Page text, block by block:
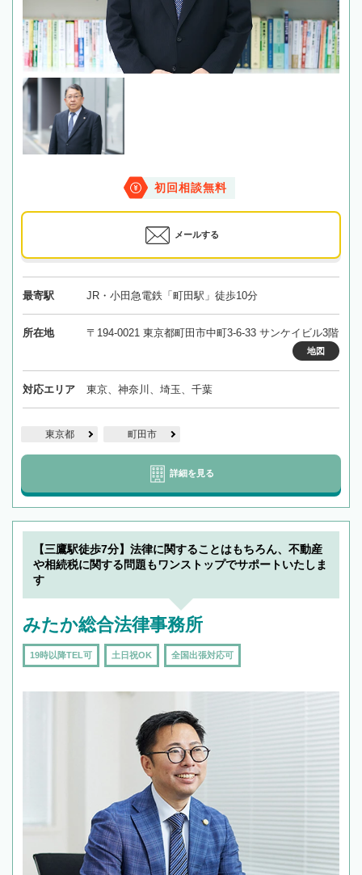
初回相談無料
メールする
最寄駅 JR・小田急電鉄「町田駅」徒歩10分
所在地 〒194-0021 東京都町田市中町3-6-33 サンケイビル3階
地図
対応エリア 東京、神奈川、埼玉、千葉
東京都 町田市
詳細を見る
【三鷹駅徒歩7分】法律に関することはもちろん、不動産
や相続税に関する問題もワンストップでサポートいたしま
す
みたか総合法律事務所
19時以降TEL可 土日祝OK 全国出張対応可